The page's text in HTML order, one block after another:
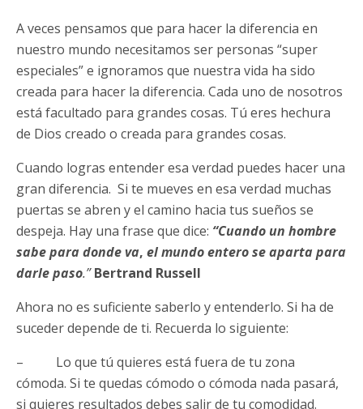
A veces pensamos que para hacer la diferencia en
nuestro mundo necesitamos ser personas “super
especiales” e ignoramos que nuestra vida ha sido
creada para hacer la diferencia. Cada uno de nosotros
está facultado para grandes cosas. Tú eres hechura
de Dios creado o creada para grandes cosas.
Cuando logras entender esa verdad puedes hacer una
gran diferencia. Si te mueves en esa verdad muchas
puertas se abren y el camino hacia tus sueños se
despeja. Hay una frase que dice: “Cuando un hombre
sabe para donde va, el mundo entero se aparta para
darle paso.” Bertrand Russell
Ahora no es suficiente saberlo y entenderlo. Si ha de
suceder depende de ti. Recuerda lo siguiente:
– Lo que tú quieres está fuera de tu zona
cómoda. Si te quedas cómodo o cómoda nada pasará,
si quieres resultados debes salir de tu comodidad.